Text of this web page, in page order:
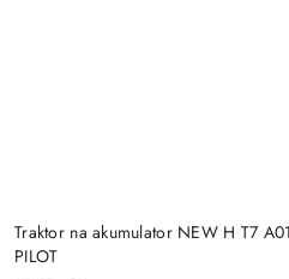
Traktor na akumulator NEW H T7
PILOT